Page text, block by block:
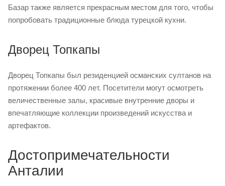
Базар также является прекрасным местом для того, чтобы
попробовать традиционные блюда турецкой кухни.
Дворец Топкапы
Дворец Топкапы был резиденцией османских султанов на
протяжении более 400 лет. Посетители могут осмотреть
величественные залы, красивые внутренние дворы и
впечатляющие коллекции произведений искусства и
артефактов.
Достопримечательности
Анталии